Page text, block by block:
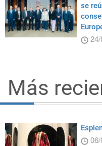
se
24/
Más
06/